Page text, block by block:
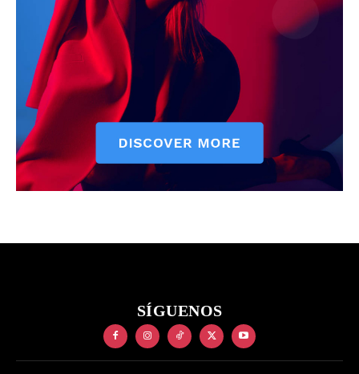
SÍGUENOS